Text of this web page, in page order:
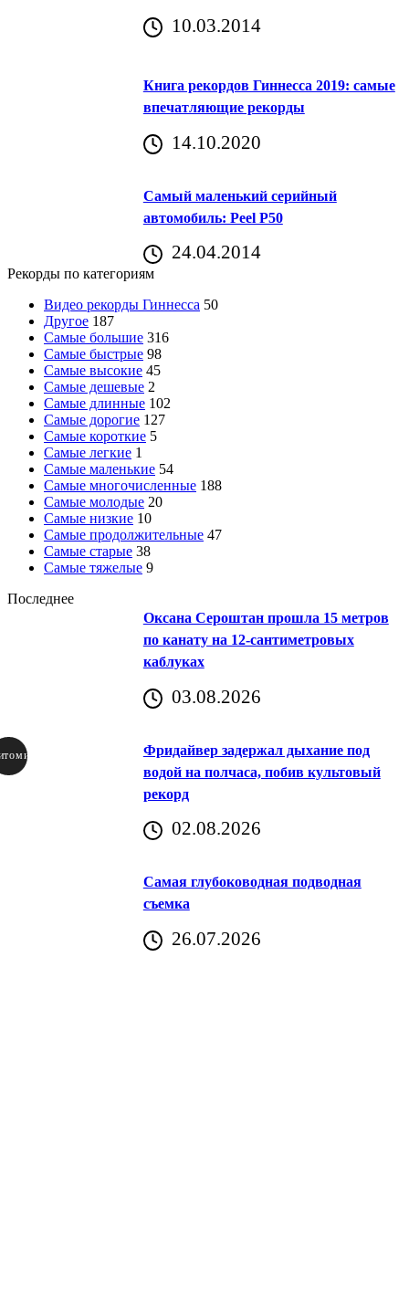
10.03.2014
Книга рекордов Гиннесса 2019: самые
впечатляющие рекорды
14.10.2020
Самый маленький серийный
автомобиль: Peel P50
24.04.2014
Рекорды по категориям
Видео рекорды Гиннесса 50
Другое 187
Самые большие 316
Самые быстрые 98
Самые высокие 45
Самые дешевые 2
Самые длинные 102
Самые дорогие 127
Самые короткие 5
Самые легкие 1
Самые маленькие 54
Самые многочисленные 188
Самые молодые 20
Самые низкие 10
Самые продолжительные 47
Самые старые 38
Самые тяжелые 9
Последнее
Оксана Сероштан прошла 15 метров
по канату на 12-сантиметровых
каблуках
03.08.2026
Фридайвер задержал дыхание под
водой на полчаса, побив культовый
рекорд
02.08.2026
Самая глубоководная подводная
съемка
26.07.2026